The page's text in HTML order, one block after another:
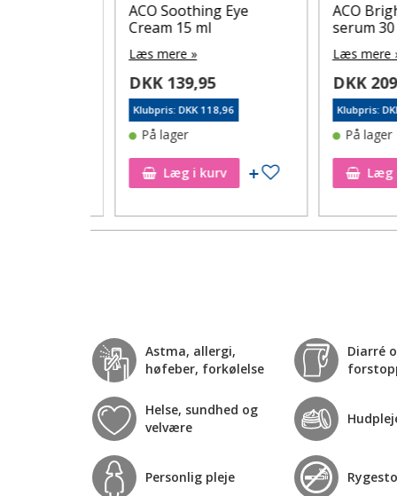
Tilføj til ønskeseddel
ACO Soothing Eye
Cream 15 ml
Læs mere »
DKK 139,95
Klubpris: DKK 118,96
På lager
Læg i kurv Tilføj til ønskeseddel
ACO Bright
serum 30 ml
Læs mere »
DKK 209,95
Klubpris: DKK
På lager
Læg i
Astma, allergi,
høfeber, forkølelse
Diarré
Helse, sundhed og
velvære
Personlig pleje